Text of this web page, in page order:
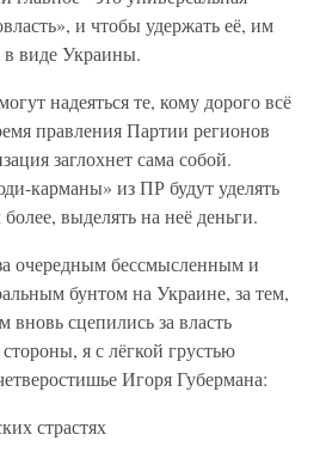
и чтобы удержать её, им
в виде Украины.
надеяться те, кому дорого всё
правления Партии регионов
заглохнет сама собой.
карманы» из ПР будут уделять
выделять на неё деньги.
очередным бессмысленным и
бунтом на Украине, за тем,
вновь сцепились за власть
я с лёгкой грустью
Игоря Губермана:
страстях